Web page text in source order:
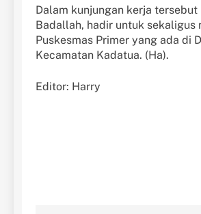
Dalam kunjungan kerja tersebut
Badallah, hadir untuk sekaligus
Puskesmas Primer yang ada di
Kecamatan Kadatua. (Ha).
Editor: Harry